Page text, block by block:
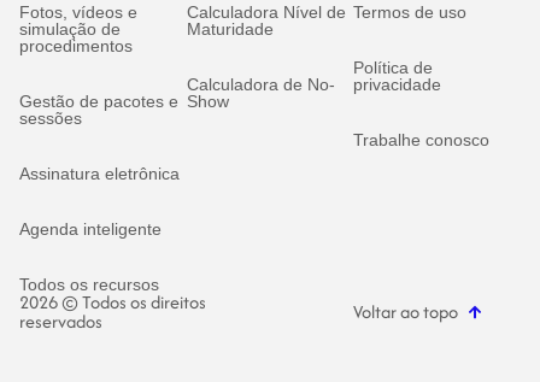
Fotos, vídeos e
simulação de
procedimentos
Gestão de pacotes e
sessões
Assinatura eletrônica
Agenda inteligente
Todos os recursos
Calculadora Nível de
Maturidade
Calculadora de No-
Show
Termos de uso
Política de
privacidade
Trabalhe conosco
2026 © Todos os direitos
reservados Voltar ao topo